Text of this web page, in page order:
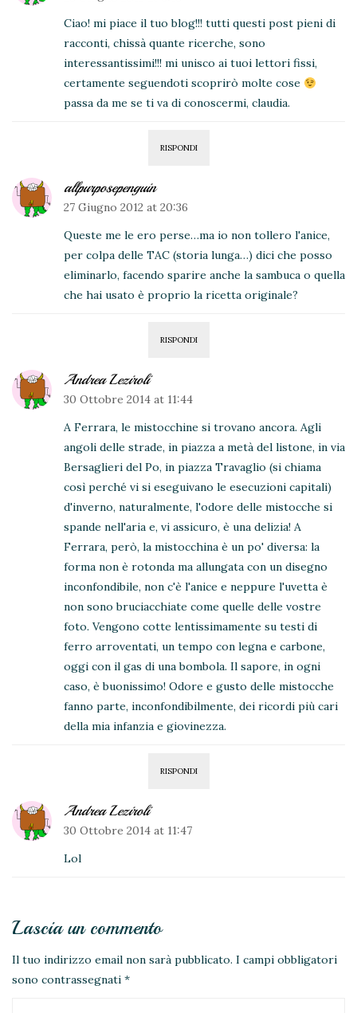
Ciao! mi piace il tuo blog!!! tutti questi post pieni di
racconti, chissà quante ricerche, sono
interessantissimi!!! mi unisco ai tuoi lettori fissi,
certamente seguendoti scoprirò molte cose
passa da me se ti va di conoscermi, claudia.
RISPONDI
allpurposepenguin
27 Giugno 2012 at 20:36
Queste me le ero perse…ma io non tollero l'anice,
per colpa delle TAC (storia lunga…) dici che posso
eliminarlo, facendo sparire anche la sambuca o quella
che hai usato è proprio la ricetta originale?
RISPONDI
Andrea Leziroli
30 Ottobre 2014 at 11:44
A Ferrara, le mistocchine si trovano ancora. Agli
angoli delle strade, in piazza a metà del listone, in via
Bersaglieri del Po, in piazza Travaglio (si chiama
così perché vi si eseguivano le esecuzioni capitali)
d'inverno, naturalmente, l'odore delle mistocche si
spande nell'aria e, vi assicuro, è una delizia! A
Ferrara, però, la mistocchina è un po' diversa: la
forma non è rotonda ma allungata con un disegno
inconfondibile, non c'è l'anice e neppure l'uvetta è
non sono bruciacchiate come quelle delle vostre
foto. Vengono cotte lentissimamente su testi di
ferro arroventati, un tempo con legna e carbone,
oggi con il gas di una bombola. Il sapore, in ogni
caso, è buonissimo! Odore e gusto delle mistocche
fanno parte, inconfondibilmente, dei ricordi più cari
della mia infanzia e giovinezza.
RISPONDI
Andrea Leziroli
30 Ottobre 2014 at 11:47
Lol
Lascia un commento
Il tuo indirizzo email non sarà pubblicato. I campi obbligatori
sono contrassegnati *